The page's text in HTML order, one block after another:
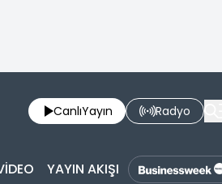
CanlıYayın Radyo
YAYIN AKIŞI